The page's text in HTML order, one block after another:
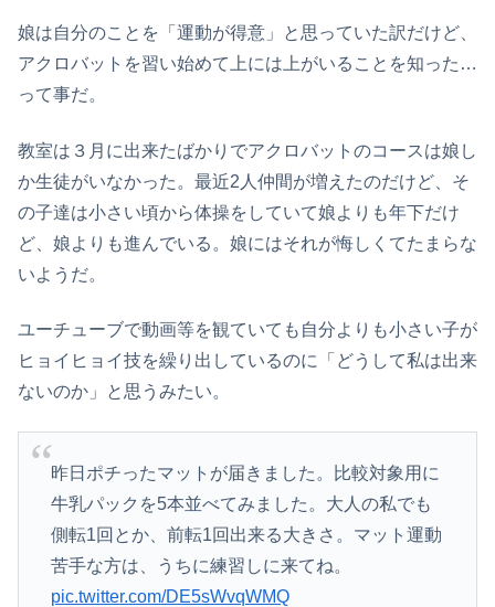
娘は自分のことを「運動が得意」と思っていた訳だけど、
アクロバットを習い始めて上には上がいることを知った…
って事だ。
教室は３月に出来たばかりでアクロバットのコースは娘し
か生徒がいなかった。最近2人仲間が増えたのだけど、そ
の子達は小さい頃から体操をしていて娘よりも年下だけ
ど、娘よりも進んでいる。娘にはそれが悔しくてたまらな
いようだ。
ユーチューブで動画等を観ていても自分よりも小さい子が
ヒョイヒョイ技を繰り出しているのに「どうして私は出来
ないのか」と思うみたい。
昨日ポチったマットが届きました。比較対象用に
牛乳パックを5本並べてみました。大人の私でも
側転1回とか、前転1回出来る大きさ。マット運動
苦手な方は、うちに練習しに来てね。
pic.twitter.com/DE5sWvqWMQ